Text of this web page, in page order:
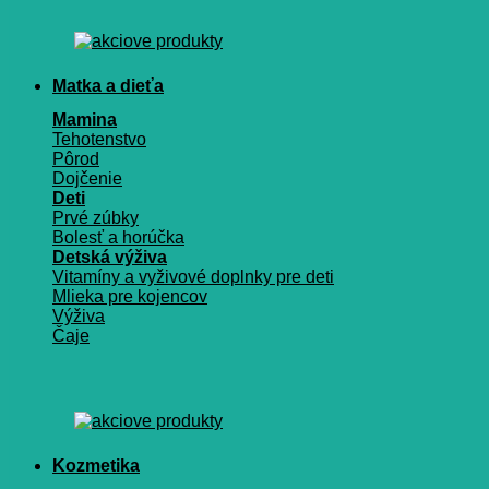
Matka a dieťa
Mamina
Tehotenstvo
Pôrod
Dojčenie
Deti
Prvé zúbky
Bolesť a horúčka
Detská výživa
Vitamíny a vyživové doplnky pre deti
Mlieka pre kojencov
Výživa
Čaje
Kozmetika